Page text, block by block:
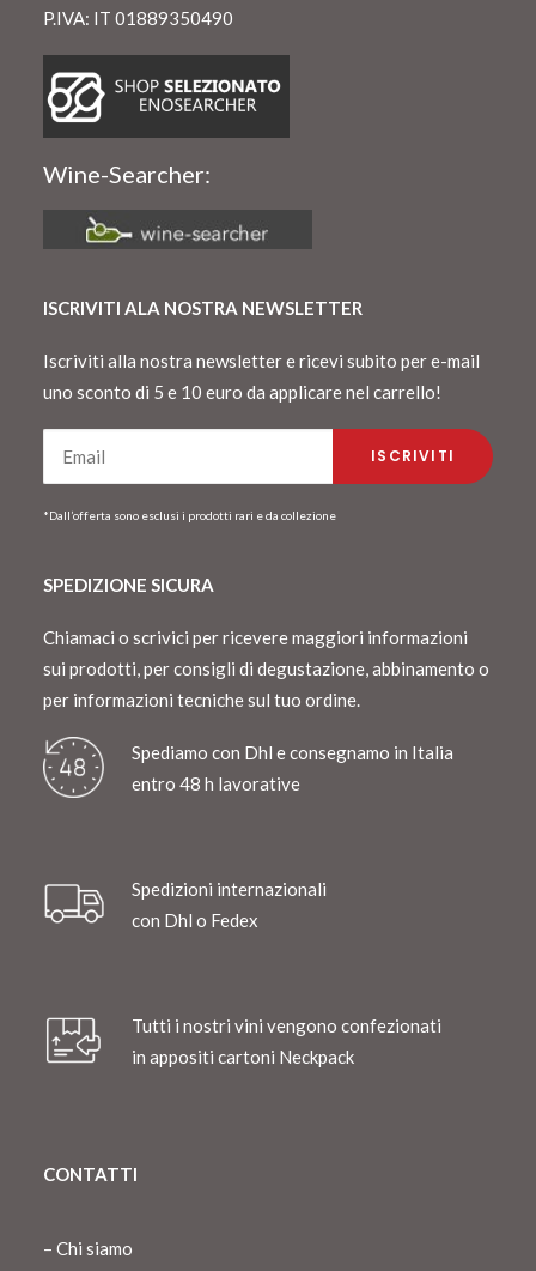
P.IVA: IT 01889350490
Wine-Searcher:
ISCRIVITI ALA NOSTRA NEWSLETTER
Iscriviti alla nostra newsletter e ricevi subito per e-mail
uno sconto di 5 e 10 euro da applicare nel carrello!
*Dall’offerta sono esclusi i prodotti rari e da collezione
SPEDIZIONE SICURA
Chiamaci o scrivici per ricevere maggiori informazioni
sui prodotti, per consigli di degustazione, abbinamento o
per informazioni tecniche sul tuo ordine.
Spediamo con Dhl e consegnamo in Italia
entro 48 h lavorative
Spedizioni internazionali
con Dhl o Fedex
Tutti i nostri vini vengono confezionati
in appositi cartoni Neckpack
CONTATTI
– Chi siamo